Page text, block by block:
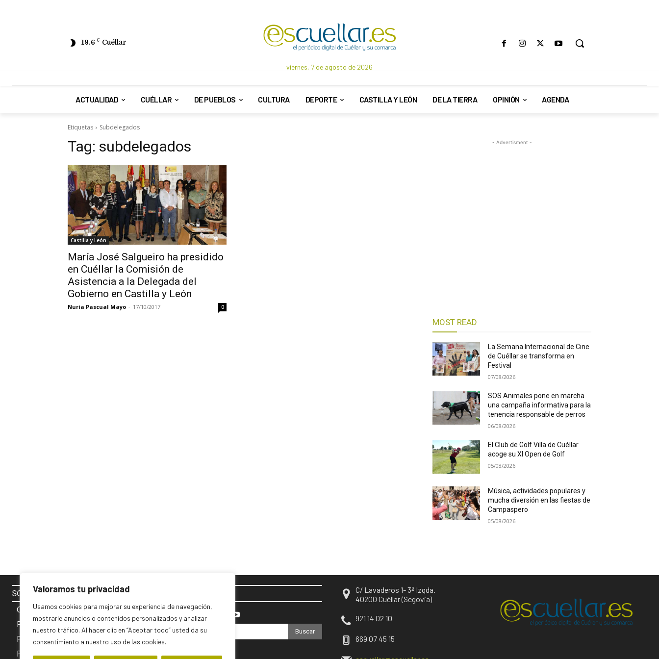
Valoramos tu privacidad
Usamos cookies para mejorar su experiencia de navegación,
mostrarle anuncios o contenidos personalizados y analizar
nuestro tráfico. Al hacer clic en “Aceptar todo” usted da su
consentimiento a nuestro uso de las cookies.
19.6 C Cuéllar
viernes, 7 de agosto de 2026
ACTUALIDAD CUÉLLAR DE PUEBLOS CULTURA DEPORTE CASTILLA Y LEÓN DE LA TIERRA OPINIÓN AGENDA
Etiquetas Subdelegados
Tag: subdelegados
Castilla y León
María José Salgueiro ha presidido
en Cuéllar la Comisión de
Asistencia a la Delegada del
Gobierno en Castilla y León
Nuria Pascual Mayo - 17/10/2017 0
- Advertisment -
MOST READ
La Semana Internacional de Cine
de Cuéllar se transforma en
Festival
07/08/2026
SOS Animales pone en marcha
una campaña informativa para la
tenencia responsable de perros
06/08/2026
El Club de Golf Villa de Cuéllar
acoge su XI Open de Golf
05/08/2026
Música, actividades populares y
mucha diversión en las fiestas de
Campaspero
05/08/2026
SOBRE NOSOTROS
Contacto
Política de cookies
Privacidad y Aviso Legal
PUBLICIDAD
Buscar
C/ Lavaderos 1- 3º Izqda.
40200 Cuéllar (Segovia)
921 14 02 10
669 07 45 15